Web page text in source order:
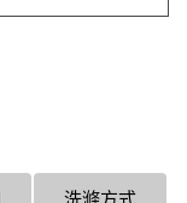
洗滌方式